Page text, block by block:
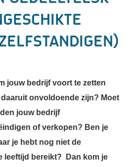
jouw bedrijf voort te zetten
onvoldoende zijn? Moet
jouw bedrijf
of verkopen? Ben je
je hebt nog niet de
leeftijd bereikt? Dan kom je